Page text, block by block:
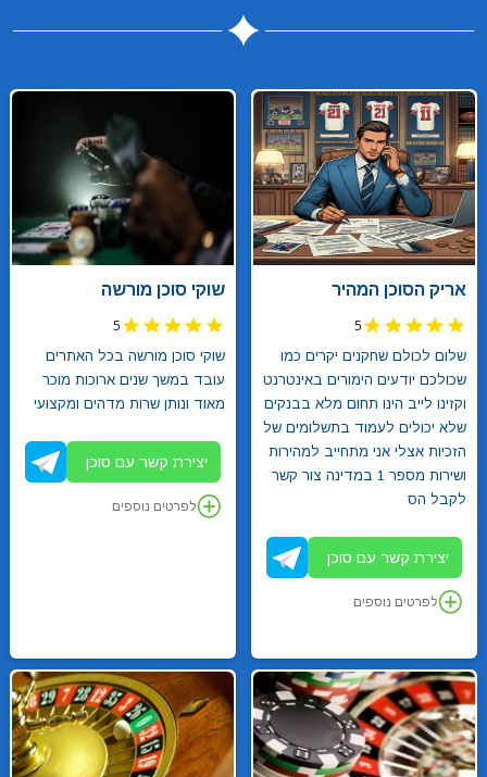
אריק הסוכן המהיר
5
שלום לכולם שחקנים יקרים כמו
שכולכם יודעים הימורים באינטרנט
וקזינו לייב הינו תחום מלא בבנקים
שלא יכולים לעמוד בתשלומים של
הזכיות אצלי אני מתחייב למהירות
ושירות מספר 1 במדינה צור קשר
לקבל הס
יצירת קשר עם סוכן
לפרטים נוספים
שוקי סוכן מורשה
5
שוקי סוכן מורשה בכל האתרים
עובד במשך שנים ארוכות מוכר
מאוד ונותן שרות מדהים ומקצועי
יצירת קשר עם סוכן
לפרטים נוספים